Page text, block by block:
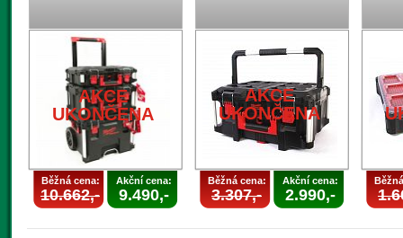
AKCE
UKONČENA
Běžná cena:
10.662,-
Akční cena:
9.490,-
AKCE
UKONČENA
Běžná cena:
3.307,-
Akční cena:
2.990,-